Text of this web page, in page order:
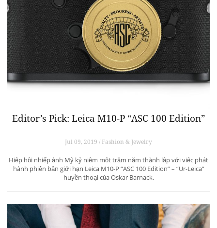
Editor’s Pick: Leica M10-P “ASC 100 Edition”
Jul 09, 2019 / Fashion & Jewelry
Hiệp hội nhiếp ảnh Mỹ kỷ niệm một trăm năm thành lập với việc phát
hành phiên bản giới hạn Leica M10-P “ASC 100 Edition” – “Ur-Leica”
huyền thoại của Oskar Barnack.